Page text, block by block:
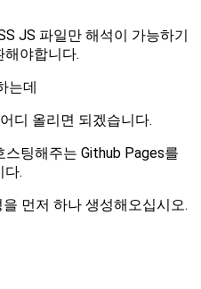
JS 파일만 해석이 가능하기
해야합니다.
는데
디 올리면 되겠습니다.
팅해주는 Github Pages를
다.
먼저 하나 생성해오십시오.